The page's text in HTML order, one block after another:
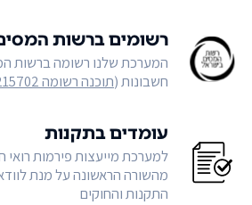
רשומים ברשות
המערכת שלנו רשומה ברשות
חשבונות (תוכנה רשומה 00215702 על פי חוק
עומדים בתקנות
למערכת מייעצות פירמות רואי
מהשורה הראשונה על מנת
התקנות והחוקים